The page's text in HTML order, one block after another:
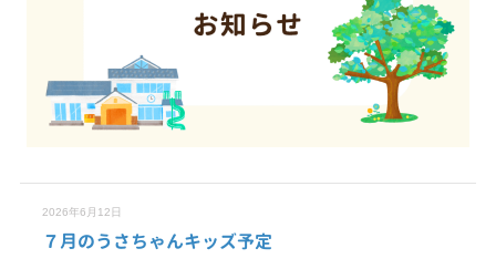
2026年6月12日
７月のうさちゃんキッズ予定